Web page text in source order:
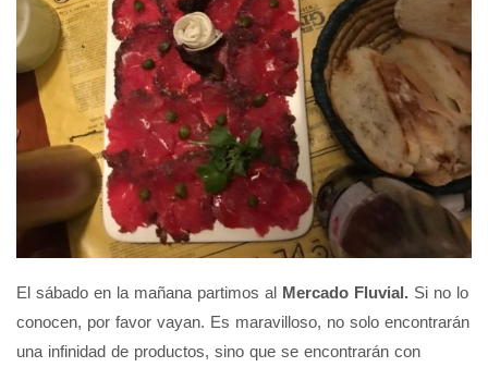
El sábado en la mañana partimos al Mercado Fluvial. Si no lo
conocen, por favor vayan. Es maravilloso, no solo encontrarán
una infinidad de productos, sino que se encontrarán con